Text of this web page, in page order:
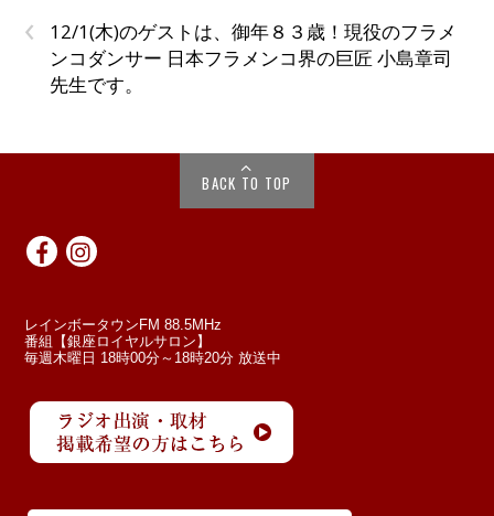
‹
12/1(木)のゲストは、御年８３歳！現役のフラメ
ンコダンサー 日本フラメンコ界の巨匠 小島章司
先生です。
BACK TO TOP
レインボータウンFM 88.5MHz
番組【銀座ロイヤルサロン】
毎週木曜日 18時00分～18時20分 放送中